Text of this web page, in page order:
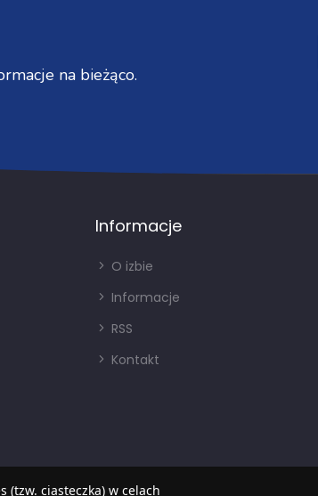
na bieżąco.
Informacje
O izbie
Informacje
RSS
Kontakt
(tzw. ciasteczka) w celach